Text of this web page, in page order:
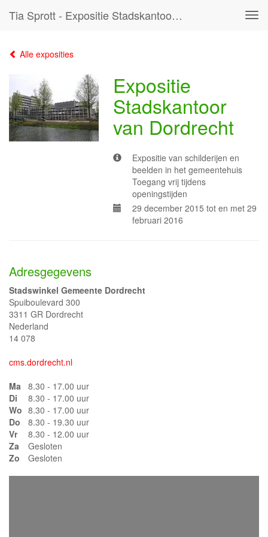
Tia Sprott - Expositie Stadskantoor Van Dordrecht
Alle exposities
Expositie
Stadskantoor
van Dordrecht
Expositie van schilderijen en
beelden in het gemeentehuis
Toegang vrij tijdens
openingstijden
29 december 2015 tot en met 29
februari 2016
Adresgegevens
Stadswinkel Gemeente Dordrecht
Spuiboulevard 300
3311 GR Dordrecht
Nederland
14 078
cms.dordrecht.nl
Ma
8.30 - 17.00 uur
Di
8.30 - 17.00 uur
Wo 8.30 - 17.00 uur
Do
8.30 - 19.30 uur
Vr
8.30 - 12.00 uur
Za
Gesloten
Zo
Gesloten